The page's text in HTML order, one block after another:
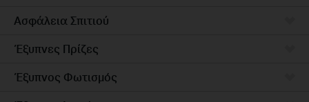
Ασφάλεια Σπιτιού
Έξυπνες Πρίζες
Έξυπνος Φωτισμός